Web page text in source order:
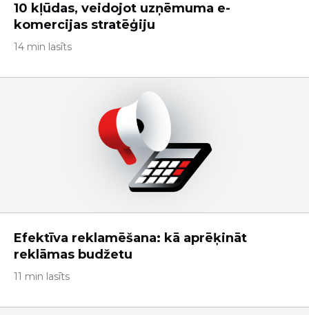
10 kļūdas, veidojot uzņēmuma e-
komercijas stratēģiju
14 min lasīts
Efektīva reklamēšana: kā aprēķināt
reklāmas budžetu
11 min lasīts